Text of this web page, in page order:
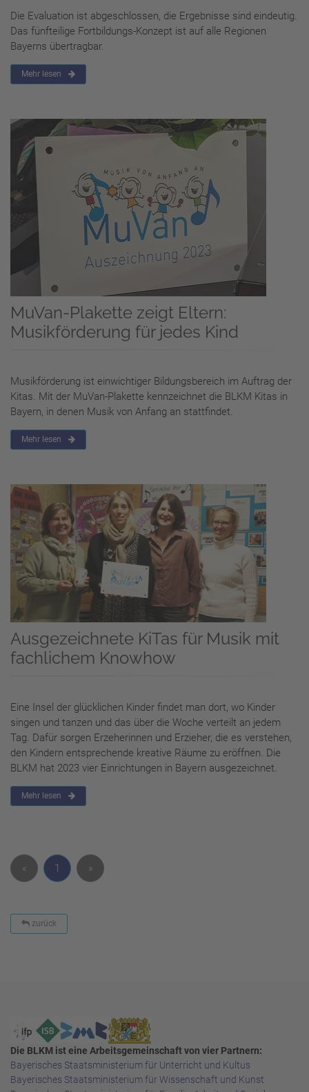
Die Evaluation ist abgeschlossen, die Ergebnisse sind eindeutig.
Das fünfteilige Fortbildungs-Konzept ist auf alle Regionen
Bayerns übertragbar.
Mehr lesen
MuVan-Plakette zeigt Eltern:
Musikförderung für jedes Kind
Musikförderung ist einwichtiger Bildungsbereich im Auftrag der
Kitas. Mit der MuVan-Plakette kennzeichnet die BLKM Kitas in
Bayern, in denen Musik von Anfang an stattfindet.
Mehr lesen
Ausgezeichnete KiTas für Musik mit
fachlichem Knowhow
Eine Insel der glücklichen Kinder findet man dort, wo Kinder
singen und tanzen und das über die Woche verteilt an jedem
Tag. Dafür sorgen Erzeherinnen und Erzieher, die es verstehen,
den Kindern entsprechende kreative Räume zu eröffnen. Die
BLKM hat 2023 vier Einrichtungen in Bayern ausgezeichnet.
Mehr lesen
« 1 »
zurück
Die BLKM ist eine Arbeitsgemeinschaft von vier Partnern:
Bayerisches Staatsministerium für Unterricht und Kultus
Bayerisches Staatsministerium für Wissenschaft und Kunst